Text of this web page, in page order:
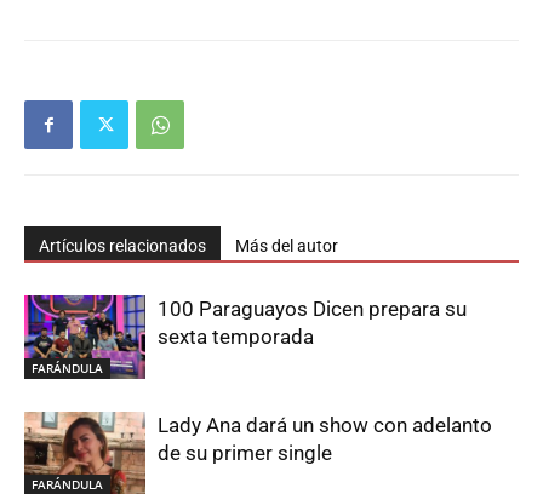
Artículos relacionados Más del autor
FARÁNDULA
100 Paraguayos Dicen prepara su
sexta temporada
FARÁNDULA
Lady Ana dará un show con adelanto
de su primer single